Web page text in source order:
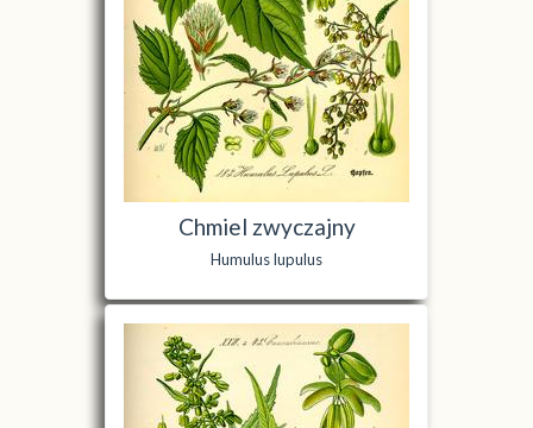
Chmiel zwyczajny
Humulus lupulus